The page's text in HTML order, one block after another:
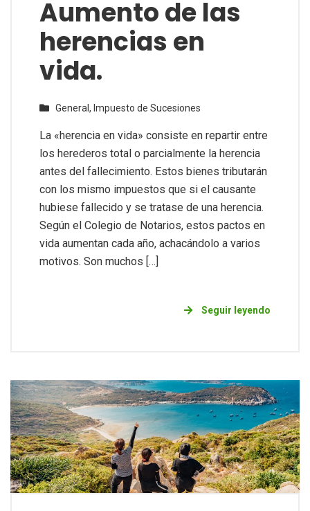
Aumento de las
herencias en
vida.
General, Impuesto de Sucesiones
La «herencia en vida» consiste en repartir entre
los herederos total o parcialmente la herencia
antes del fallecimiento. Estos bienes tributarán
con los mismo impuestos que si el causante
hubiese fallecido y se tratase de una herencia.
Según el Colegio de Notarios, estos pactos en
vida aumentan cada año, achacándolo a varios
motivos. Son muchos […]
Seguir leyendo